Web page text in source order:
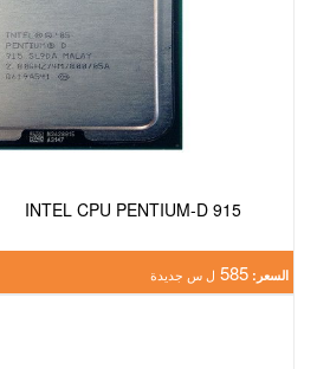
INTEL CPU PENTIUM-D 915
السعر: 585 ل س جديدة